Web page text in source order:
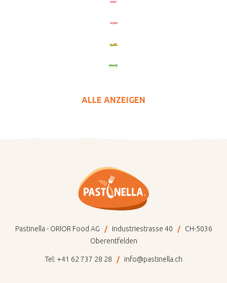
ALLE ANZEIGEN
Pastinella - ORIOR Food AG Industriestrasse 40
CH-5036
Oberentfelden
Tel: +41 62 737 28 28 info@pastinella.ch